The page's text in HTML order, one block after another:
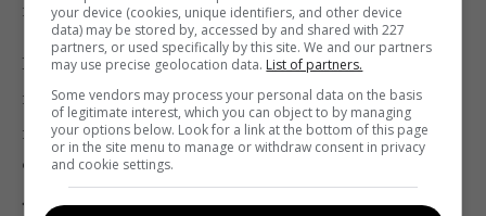
пятницы по обеим аудиториям.
В понедельник в 20:20 продолжился третий сезон
проекта«Богач-бідняк».Шестой выпуск
продолжает тенденцию к росту — 11%/10,3% (было
9,7%/9%, ранее — 8,1%/8,2%). Во вторник
«Гражданская оборона»(20:10) – 11,1%/12,3%
your device (cookies, unique identifiers, and other device
data) may be stored by, accessed by and shared with 227
partners, or used specifically by this site. We and our partners
may use precise geolocation data. List of partners.
Some vendors may process your personal data on the basis
of legitimate interest, which you can object to by managing
your options below. Look for a link at the bottom of this page
or in the site menu to manage or withdraw consent in privacy
and cookie settings.